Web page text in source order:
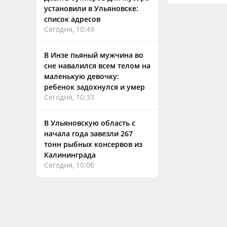
установили в Ульяновске:
список адресов
Сегодня, 10:49
В Инзе пьяный мужчина во
сне навалился всем телом на
маленькую девочку:
ребенок задохнулся и умер
Сегодня, 10:33
В Ульяновскую область с
начала года завезли 267
тонн рыбных консервов из
Калининграда
Сегодня, 10:06